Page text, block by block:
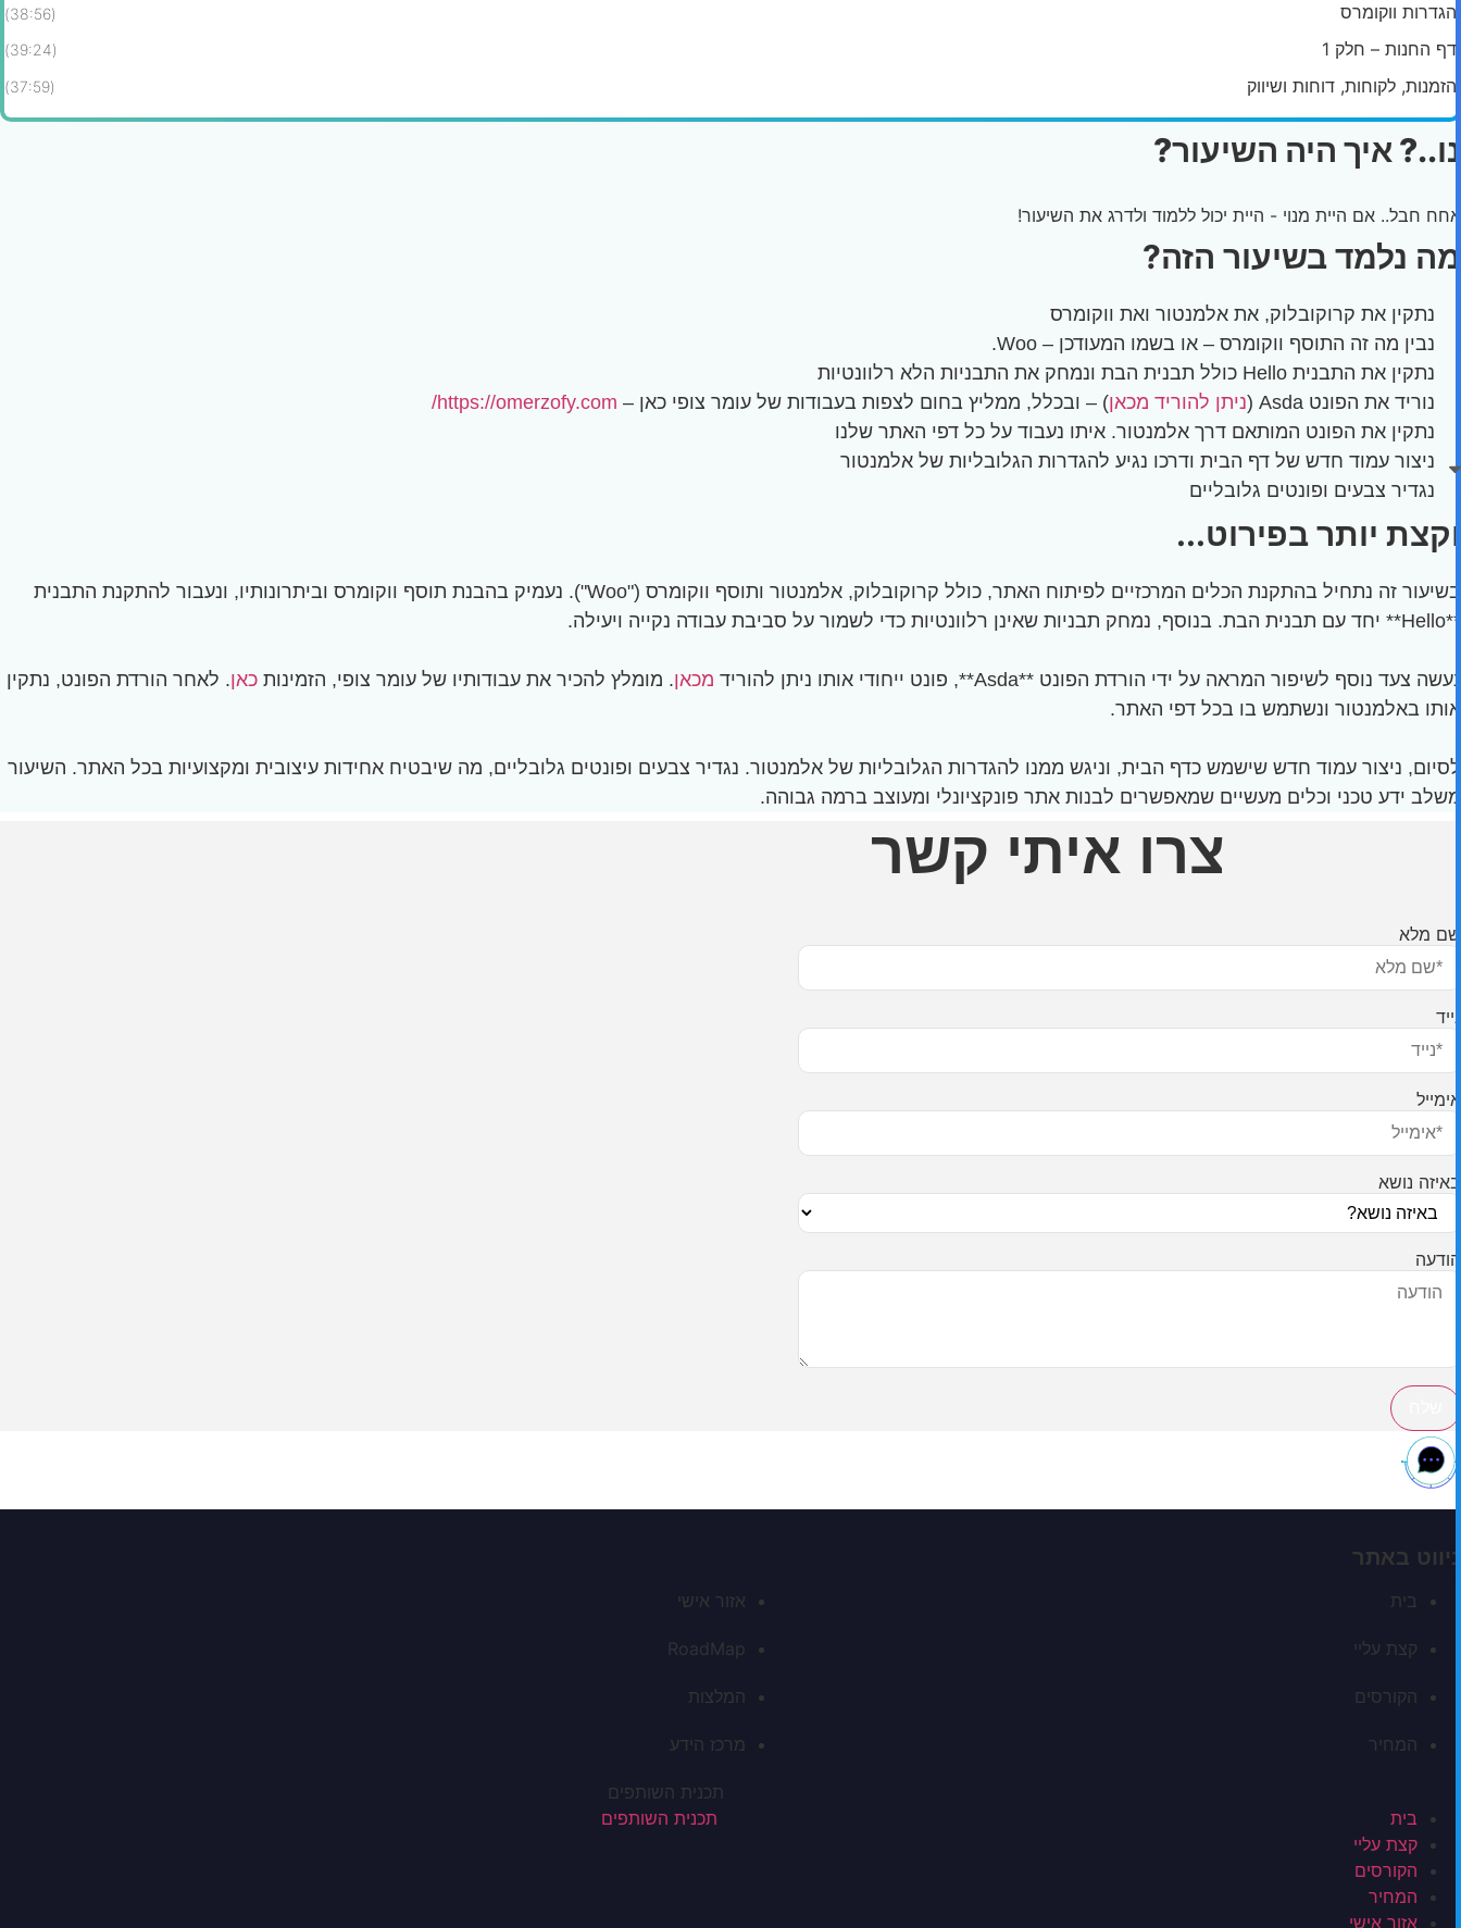
הגדרות ווקומרס (38:56)
דף החנות – חלק 1 (39:24)
הזמנות, לקוחות, דוחות ושיווק (37:59)
נו..? איך היה השיעור?
אחח חבל.. אם היית מנוי - היית יכול ללמוד ולדרג את השיעור!
מה נלמד בשיעור הזה?
נתקין את קרוקובלוק, את אלמנטור ואת ווקומרס
נבין מה זה התוסף ווקומרס – או בשמו המעודכן – Woo.
נתקין את התבנית Hello כולל תבנית הבת ונמחק את התבניות הלא רלוונטיות
נוריד את הפונט Asda (
ניתן להוריד מכאן) – ובכלל, ממליץ בחום לצפות בעבודות של עומר צופי כאן – https://omerzofy.com/
נתקין את הפונט המותאם דרך אלמנטור. איתו נעבוד על כל דפי האתר שלנו
ניצור עמוד חדש של דף הבית ודרכו נגיע להגדרות הגלובליות של אלמנטור
נגדיר צבעים ופונטים גלובליים
וקצת יותר בפירוט...
בשיעור זה נתחיל בהתקנת הכלים המרכזיים לפיתוח האתר, כולל קרוקובלוק, אלמנטור ותוסף ווקומרס ("Woo"). נעמיק בהבנת תוסף ווקומרס וביתרונותיו, ונעבור להתקנת התבנית
**Hello** יחד עם תבנית הבת. בנוסף, נמחק תבניות שאינן רלוונטיות כדי לשמור על סביבת עבודה נקייה ויעילה.
נעשה צעד נוסף לשיפור המראה על ידי הורדת הפונט **Asda**, פונט ייחודי אותו ניתן להוריד מכאן. מומלץ להכיר את עבודותיו של עומר צופי, הזמינות כאן. לאחר הורדת הפונט, נתקין
אותו באלמנטור ונשתמש בו בכל דפי האתר.
לסיום, ניצור עמוד חדש שישמש כדף הבית, וניגש ממנו להגדרות הגלובליות של אלמנטור. נגדיר צבעים ופונטים גלובליים, מה שיבטיח אחידות עיצובית ומקצועיות בכל האתר. השיעור
משלב ידע טכני וכלים מעשיים שמאפשרים לבנות אתר פונקציונלי ומעוצב ברמה גבוהה.
צרו איתי קשר
שם מלא
נייד
אימייל
באיזה נושא
הודעה
ניווט באתר
בית
קצת עליי
הקורסים
המחיר
אזור אישי
RoadMap
המלצות
מרכז הידע
תכנית השותפים
בית
קצת עליי
הקורסים
המחיר
אזור אישי
תכנית השותפים